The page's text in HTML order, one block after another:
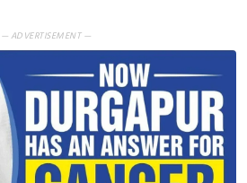
— ADVERTISEMENT —